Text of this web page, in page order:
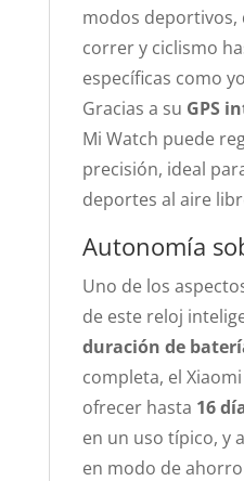
modos deportivos,
correr y ciclismo
específicas como
Gracias a su GPS
Mi Watch puede
precisión, ideal
deportes al aire
Autonomía
Uno de los
de este reloj
duración de
completa, el
ofrecer hasta 16
en un uso típico, y
en modo de